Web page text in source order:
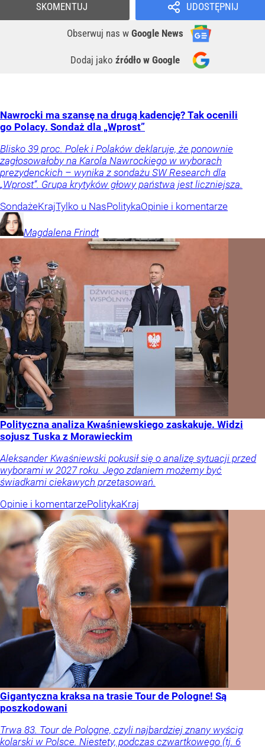
UDOSTĘPNIJ
Obserwuj nas w Google News
Dodaj jako źródło w Google
SKOMENTUJ
Nawrocki ma szansę na drugą kadencję? Tak ocenili
go Polacy. Sondaż dla „Wprost”
Blisko 39 proc. Polek i Polaków deklaruje, że ponownie
zagłosowałoby na Karola Nawrockiego w wyborach
prezydenckich – wynika z sondażu SW Research dla
„Wprost”. Grupa krytyków głowy państwa jest liczniejsza.
SondażeKrajTylko u NasPolitykaOpinie i komentarze
Magdalena Frindt
Polityczna analiza Kwaśniewskiego zaskakuje. Widzi
sojusz Tuska z Morawieckim
Aleksander Kwaśniewski pokusił się o analizę sytuacji przed
wyborami w 2027 roku. Jego zdaniem możemy być
świadkami ciekawych przetasowań.
Opinie i komentarzePolitykaKraj
Gigantyczna kraksa na trasie Tour de Pologne! Są
poszkodowani
Trwa 83. Tour de Pologne, czyli najbardziej znany wyścig
kolarski w Polsce. Niestety, podczas czwartkowego (tj. 6